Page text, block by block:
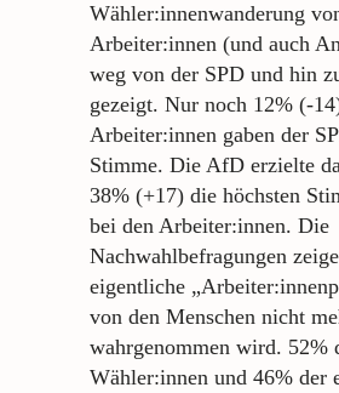
Wähler:innenwanderung
Arbeiter:innen (und auch
weg von der SPD und hin
gezeigt. Nur noch 12% (-
Arbeiter:innen gaben der
Stimme. Die AfD erzielte
38% (+17) die höchsten
bei den Arbeiter:innen. Die
Nachwahlbefragungen
eigentliche
von den Menschen nicht
wahrgenommen wird. 52%
Wähler:innen und 46% der